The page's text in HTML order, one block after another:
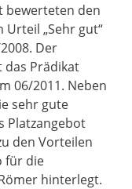
bewerteten den
Urteil „Sehr gut“
Der
das Prädikat
06/2011. Neben
sehr gute
Platzangebot
den Vorteilen
für die
hinterlegt.